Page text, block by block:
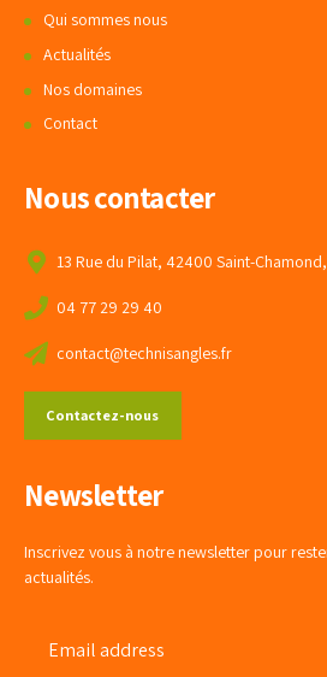
Qui sommes nous
Actualités
Nos domaines
Contact
Nous contacter
13 Rue du Pilat, 42400 Saint-
04 77 29 29 40
contact@technisangles.fr
Contactez-nous
Newsletter
Inscrivez vous à notre newsletter pour
actualités.